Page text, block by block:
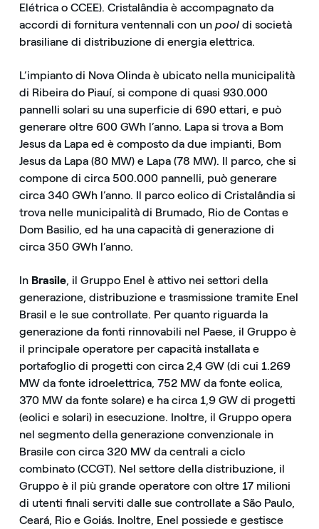
Elétrica o CCEE). Cristalândia è accompagnato da
accordi di fornitura ventennali con un pooldi società
brasiliane di distribuzione di energia elettrica.
L’impianto di Nova Olinda è ubicato nella municipalità
di Ribeira do Piauí, si compone di quasi 930.000
pannelli solari su una superficie di 690 ettari, e può
generare oltre 600 GWh l’anno. Lapa si trova a Bom
Jesus da Lapa ed è composto da due impianti, Bom
Jesus da Lapa (80 MW) e Lapa (78 MW). Il parco, che si
compone di circa 500.000 pannelli, può generare
circa 340 GWh l’anno. Il parco eolico di Cristalândia si
trova nelle municipalità di Brumado, Rio de Contas e
Dom Basilio, ed ha una capacità di generazione di
circa 350 GWh l’anno.
In Brasile, il Gruppo Enel è attivo nei settori della
generazione, distribuzione e trasmissione tramite Enel
Brasil e le sue controllate. Per quanto riguarda la
generazione da fonti rinnovabili nel Paese, il Gruppo è
il principale operatore per capacità installata e
portafoglio di progetti con circa 2,4 GW (di cui 1.269
MW da fonte idroelettrica, 752 MW da fonte eolica,
370 MW da fonte solare) e ha circa 1,9 GW di progetti
(eolici e solari) in esecuzione. Inoltre, il Gruppo opera
nel segmento della generazione convenzionale in
Brasile con circa 320 MW da centrali a ciclo
combinato (CCGT). Nel settore della distribuzione, il
Gruppo è il più grande operatore con oltre 17 milioni
di utenti finali serviti dalle sue controllate a São Paulo,
Ceará, Rio e Goiás. Inoltre, Enel possiede e gestisce